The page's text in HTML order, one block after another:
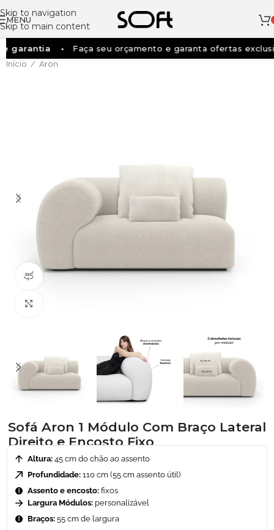
Skip to navigation
Skip to main content
MENU
garantia
Faça seu orçamento e garanta ofertas
Início / Aron
Visão do produto em 360º
Sofá Aron 1 Módulo Com Braço Lateral
Direito e Encosto Fixo
Altura: 45 cm do chão ao assento
Profundidade: 110 cm (55 cm assento útil)
Assento e encosto: fixos
Largura Módulos: personalizável
Braços: 55 cm de largura